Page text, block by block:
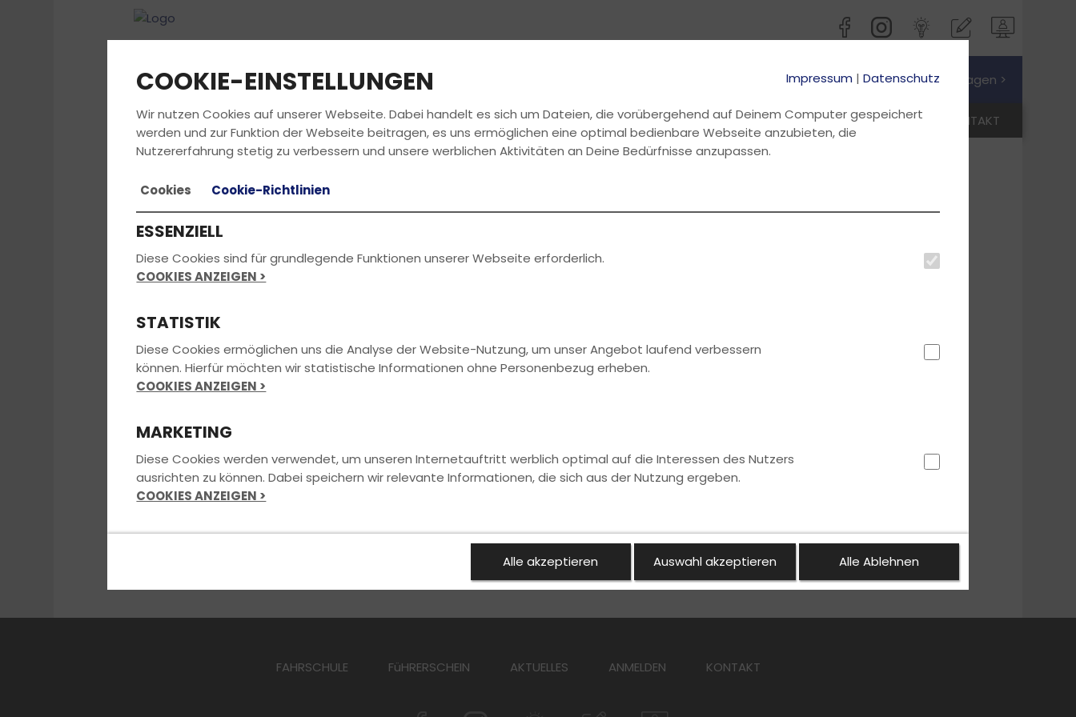
Jetzt Preis anfragen >
FAHRSCHULE FÜHRERSCHEIN AKTUELLES ANMELDEN KONTAKT
Glück und gewinne jetzt tolle Preise von deiner Fahrschule. Auf dieser Seite findest du
immer das aktuelle Gewinnspiel.
Preis des Monats:Ein Gutschein deiner Fahrschule im Wert von € 25!
Teilnahmebedingungen: Du musst mindestens 18 Jahre alt sein. Teilnahmeschluss ist der
LETZTE TAG DES AKTUELLEN MONATS.
Leider ist das Gewinnspiel schon vorbei.
FAHRSCHULE FüHRERSCHEIN AKTUELLES ANMELDEN KONTAKT
COOKIE-EINSTELLUNGEN Impressum | Datenschutz
Wir nutzen Cookies auf unserer Webseite. Dabei handelt es sich um Dateien, die vorübergehend auf Deinem Computer gespeichert
werden und zur Funktion der Webseite beitragen, es uns ermöglichen eine optimal bedienbare Webseite anzubieten, die
Nutzererfahrung stetig zu verbessern und unsere werblichen Aktivitäten an Deine Bedürfnisse anzupassen.
Cookies Cookie-Richtlinien
ESSENZIELL
Diese Cookies sind für grundlegende Funktionen unserer Webseite erforderlich.
COOKIES ANZEIGEN >
STATISTIK
Diese Cookies ermöglichen uns die Analyse der Website-Nutzung, um unser Angebot laufend verbessern
können. Hierfür möchten wir statistische Informationen ohne Personenbezug erheben.
COOKIES ANZEIGEN >
MARKETING
Diese Cookies werden verwendet, um unseren Internetauftritt werblich optimal auf die Interessen des Nutzers
ausrichten zu können. Dabei speichern wir relevante Informationen, die sich aus der Nutzung ergeben.
COOKIES ANZEIGEN >
Alle akzeptieren Auswahl akzeptieren Alle Ablehnen